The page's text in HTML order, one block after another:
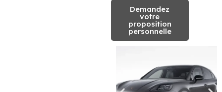
Demandez
votre
proposition
personnelle